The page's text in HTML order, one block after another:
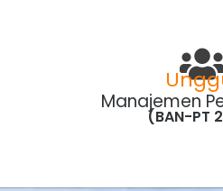
Manajemen
(BAN-PT